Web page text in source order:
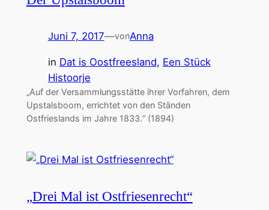
Juni 7, 2017—vonAnna
in Dat is Oostfreesland, Een Stück
Histoorje
„Auf der Versammlungsstätte ihrer Vorfahren, dem
Upstalsboom, errichtet von den Ständen
Ostfrieslands im Jahre 1833.“ (1894)
„Drei Mal ist Ostfriesenrecht“